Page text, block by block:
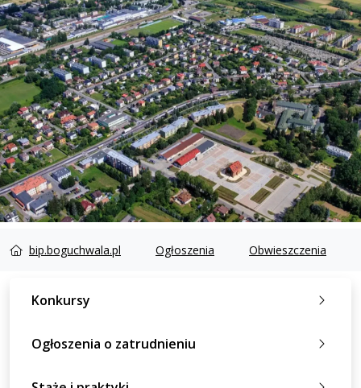
bip.boguchwala.pl Ogłoszenia Obwieszczenia
Konkursy
Ogłoszenia o zatrudnieniu